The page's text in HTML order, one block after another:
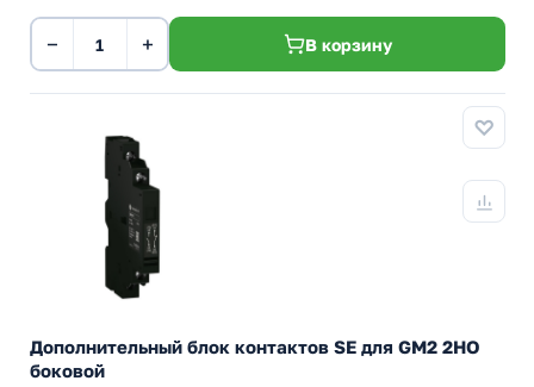
− + В корзину
Дополнительный блок контактов SE для GM2 2НО
боковой